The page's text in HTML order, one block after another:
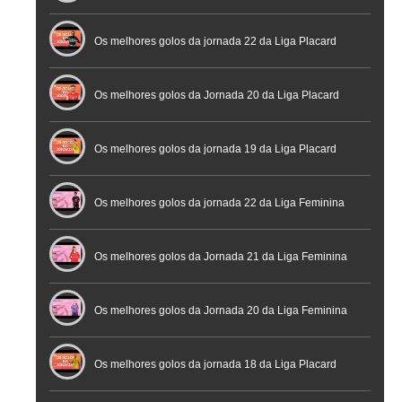
Futebol
Futsal | Documentário
Os melhores golos da jornada 22 da Liga Placard
Os melhores golos da Jornada 20 da Liga Placard
Futsal
Os melhores golos da jornada 19 da Liga Placard
Os melhores golos da jornada 22 da Liga Feminina
Placard
Os melhores golos da Jornada 21 da Liga Feminina
Placard
Os melhores golos da Jornada 20 da Liga Feminina
Placard
Os melhores golos da jornada 18 da Liga Placard